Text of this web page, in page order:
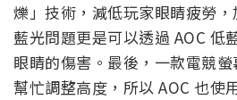
爍」技術，減低玩家眼睛疲勞，
藍光問題更是可以透過 AOC 低
眼睛的傷害。最後，一款電競
幫忙調整高度，所以 AOC 也使